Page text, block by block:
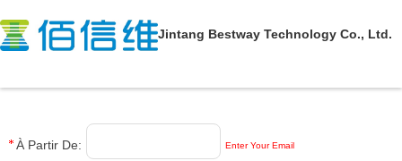
Jintang Bestway Technology Co., Ltd.
À Partir De: Enter Your Email